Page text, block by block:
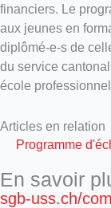
financiers. Le
aux jeunes en
diplômé-e-s de
du service
école
Articles en relation
Programme
En savoir
sgb-uss.ch/